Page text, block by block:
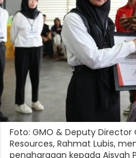
Foto: GMO & Deputy
Resources, Rahmat Lubis,
penghargaan kepada Aisyah